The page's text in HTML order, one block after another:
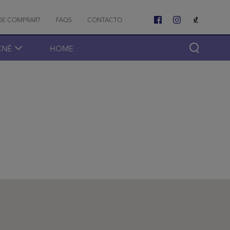
menu
COMPRAR? FAQS CONTACTO
HOME